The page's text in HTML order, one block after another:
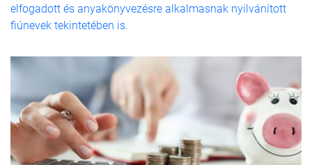
elfogadott és anyakönyvezésre alkalmasnak nyilvánított
fiúnevek tekintetében is.